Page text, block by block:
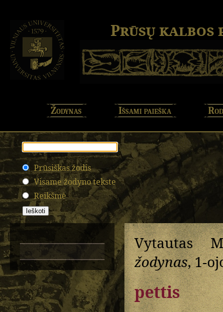
Prūsų kalbos
Žodynas Išsami paieška
Prūsiškas žodis
Visame žodyno tekste
Reikšmė
Vytautas
žodynas, 1-
pettis